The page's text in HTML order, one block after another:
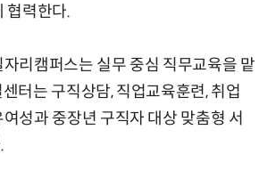
협력한다.
리캠퍼스는 실무 중심 직무교육을 맡
터는 구직상담, 직업교육훈련, 취업
성과 중장년 구직자 대상 맞춤형 서